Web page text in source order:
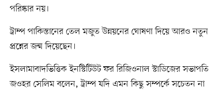
পরিষ্কার নয়।
ট্রাম্প পাকিস্তানের তেল মজুত উন্নয়নের ঘোষণা দিয়ে আরও নতুন
প্রশ্নের জন্ম দিয়েছেন।
ইসলামাবাদভিত্তিক ইনস্টিটিউট ফর রিজিওনাল স্টাডিজের সভাপতি
জওহর সেলিম বলেন, ট্রাম্প যদি এমন কিছু সম্পর্কে সচেতন না